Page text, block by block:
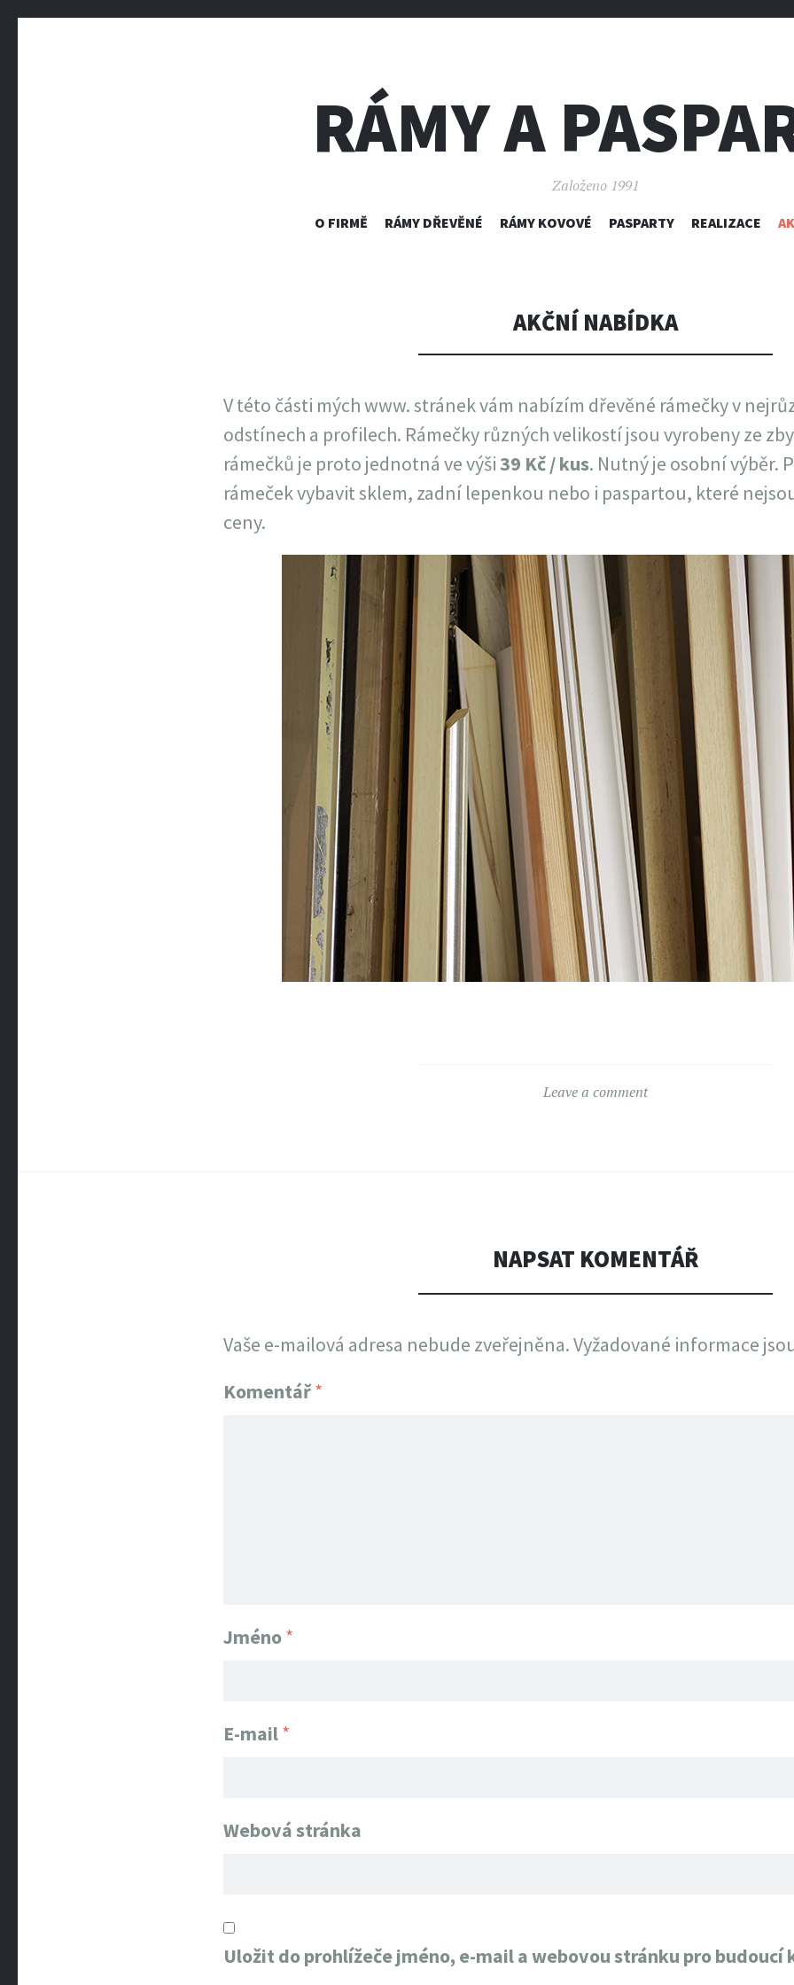
RÁMY A
Založeno 1991
SKIP
O FIRMĚ RÁMY DŘEVĚNÉ RÁMY KOVOVÉ PASPARTY REALIZACE
AKČNÍ NABÍDKA
V této části mých www. stránek vám nabízím dřevěné rámečky v
odstínech a profilech. Rámečky různých velikostí jsou vyrobeny ze
rámečků je proto jednotná ve výši 39 Kč / kus. Nutný je osobní výběr.
rámeček vybavit sklem, zadní lepenkou nebo i paspartou, které
ceny.
Leave a comment
NAPSAT KOMENTÁŘ
Vaše e-mailová adresa nebude zveřejněna.Vyžadované informace
Komentář*
Jméno*
E-mail*
Webová stránka
Uložit do prohlížeče jméno, e-mail a webovou stránku pro budoucí